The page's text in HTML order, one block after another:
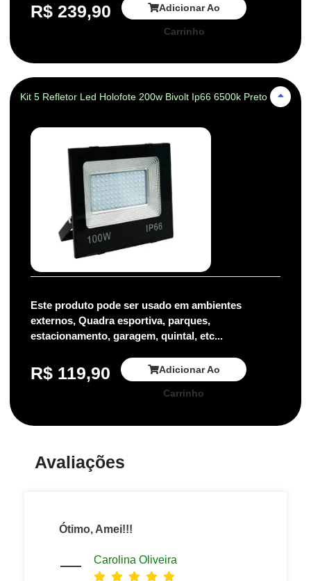
R$ 239,90 Adicionar Ao
Carrinho
Kit 5 Refletor Led Holofote 200w Bivolt Ip66 6500k Preto
Este produto pode ser usado em ambientes
externos, Quadra esportiva, parques,
estacionamento, garagem, quintal, etc...
R$ 119,90 Adicionar Ao
Carrinho
Avaliações
Ótimo, Amei!!!
Carolina Oliveira